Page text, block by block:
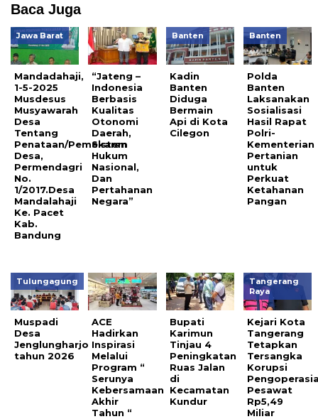
Baca Juga
Jawa Barat
Mandadahaji,
1-5-2025
Musdesus
Musyawarah
Desa
Tentang
Penataan/Pemekaran
Desa,
Permendagri
No.
1/2017.Desa
Mandalahaji
Ke. Pacet
Kab.
Bandung
“Jateng –
Indonesia
Berbasis
Kualitas
Otonomi
Daerah,
Sistem
Hukum
Nasional,
Dan
Pertahanan
Negara”
Banten
Kadin
Banten
Diduga
Bermain
Api di Kota
Cilegon
Banten
Polda
Banten
Laksanakan
Sosialisasi
Hasil Rapat
Polri-
Kementerian
Pertanian
untuk
Perkuat
Ketahanan
Pangan
Tulungagung
Muspadi
Desa
Jenglungharjo
tahun 2026
ACE
Hadirkan
Inspirasi
Melalui
Program “
Serunya
Kebersamaan
Akhir
Tahun “
Bupati
Karimun
Tinjau 4
Peningkatan
Ruas Jalan
di
Kecamatan
Kundur
Tangerang
Raya
Kejari Kota
Tangerang
Tetapkan
Tersangka
Korupsi
Pesawat
Rp5,49
Miliar